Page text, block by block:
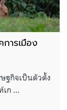
ารเมือง
ฐกิจเป็นตัวตั้ง
เก …
รรคการเมือง เพื่